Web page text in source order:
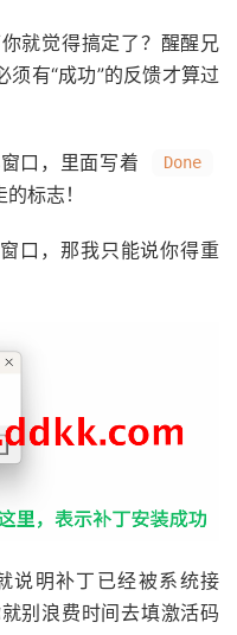
就觉得搞定了？醒醒兄
有“成功”的反馈才算过
口，里面写着 Done
标志！
口，那我只能说你得重
说明补丁已经被系统接
别浪费时间去填激活码